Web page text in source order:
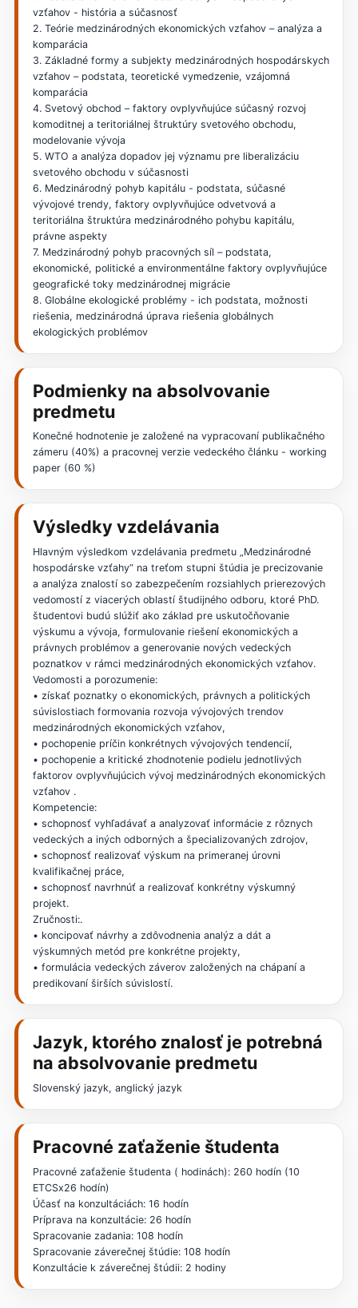
vzťahov - história a súčasnosť
2. Teórie medzinárodných ekonomických vzťahov – analýza a
komparácia
3. Základné formy a subjekty medzinárodných hospodárskych
vzťahov – podstata, teoretické vymedzenie, vzájomná
komparácia
4. Svetový obchod – faktory ovplyvňujúce súčasný rozvoj
komoditnej a teritoriálnej štruktúry svetového obchodu,
modelovanie vývoja
5. WTO a analýza dopadov jej významu pre liberalizáciu
svetového obchodu v súčasnosti
6. Medzinárodný pohyb kapitálu - podstata, súčasné
vývojové trendy, faktory ovplyvňujúce odvetvová a
teritoriálna štruktúra medzinárodného pohybu kapitálu,
právne aspekty
7. Medzinárodný pohyb pracovných síl – podstata,
ekonomické, politické a environmentálne faktory ovplyvňujúce
geografické toky medzinárodnej migrácie
8. Globálne ekologické problémy - ich podstata, možnosti
riešenia, medzinárodná úprava riešenia globálnych
ekologických problémov
Podmienky na absolvovanie
predmetu
Konečné hodnotenie je založené na vypracovaní publikačného
zámeru (40%) a pracovnej verzie vedeckého článku - working
paper (60 %)
Výsledky vzdelávania
Hlavným výsledkom vzdelávania predmetu „Medzinárodné
hospodárske vzťahy“ na treťom stupni štúdia je precizovanie
a analýza znalostí so zabezpečením rozsiahlych prierezových
vedomostí z viacerých oblastí študijného odboru, ktoré PhD.
študentovi budú slúžiť ako základ pre uskutočňovanie
výskumu a vývoja, formulovanie riešení ekonomických a
právnych problémov a generovanie nových vedeckých
poznatkov v rámci medzinárodných ekonomických vzťahov.
Vedomosti a porozumenie:
• získať poznatky o ekonomických, právnych a politických
súvislostiach formovania rozvoja vývojových trendov
medzinárodných ekonomických vzťahov,
• pochopenie príčin konkrétnych vývojových tendencií,
• pochopenie a kritické zhodnotenie podielu jednotlivých
faktorov ovplyvňujúcich vývoj medzinárodných ekonomických
vzťahov .
Kompetencie:
• schopnosť vyhľadávať a analyzovať informácie z rôznych
vedeckých a iných odborných a špecializovaných zdrojov,
• schopnosť realizovať výskum na primeranej úrovni
kvalifikačnej práce,
• schopnosť navrhnúť a realizovať konkrétny výskumný
projekt.
Zručnosti:.
• koncipovať návrhy a zdôvodnenia analýz a dát a
výskumných metód pre konkrétne projekty,
• formulácia vedeckých záverov založených na chápaní a
predikovaní širších súvislostí.
Jazyk, ktorého znalosť je potrebná
na absolvovanie predmetu
Slovenský jazyk, anglický jazyk
Pracovné zaťaženie študenta
Pracovné zaťaženie študenta ( hodinách): 260 hodín (10
ETCSx26 hodín)
Účasť na konzultáciách: 16 hodín
Príprava na konzultácie: 26 hodín
Spracovanie zadania: 108 hodín
Spracovanie záverečnej štúdie: 108 hodín
Konzultácie k záverečnej štúdii: 2 hodiny